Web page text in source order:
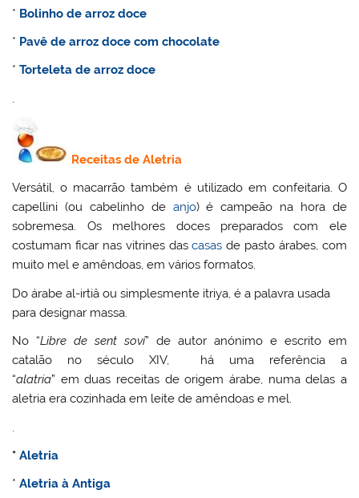
* Bolinho de arroz doce
* Pavê de arroz doce com chocolate
*Torteleta de arroz doce
.
Receitas de Aletria
Versátil, o macarrão também é utilizado em confeitaria. O
capellini (ou cabelinho de anjo) é campeão na hora de
sobremesa. Os melhores doces preparados com ele
costumam ficar nas vitrines dascasas de pasto árabes, com
muito mel e amêndoas, em vários formatos.
Do árabe al-irtiâ ou simplesmente itriya, é a palavra usada
para designar massa.
No “Libre de sent soví” de autor anónimo e escrito em
catalão no século XIV, há uma referência a
“alatria” em duas receitas de origem árabe, numa delas a
aletria era cozinhada em leite de amêndoas e mel.
.
*Aletria
*Aletria à Antiga